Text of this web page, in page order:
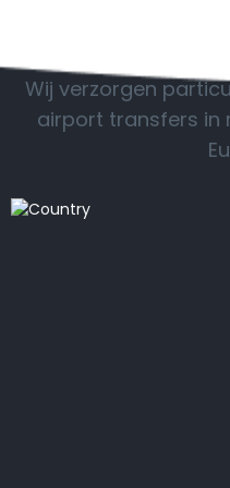
Wij verzorgen
airport transfers in